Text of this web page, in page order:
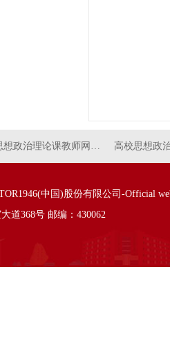
想政治理论课教师网… 高校思想政
中国)股份有限公司-Official
道368号 邮编：430062